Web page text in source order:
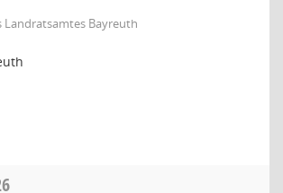
Landratsamtes Bayreuth